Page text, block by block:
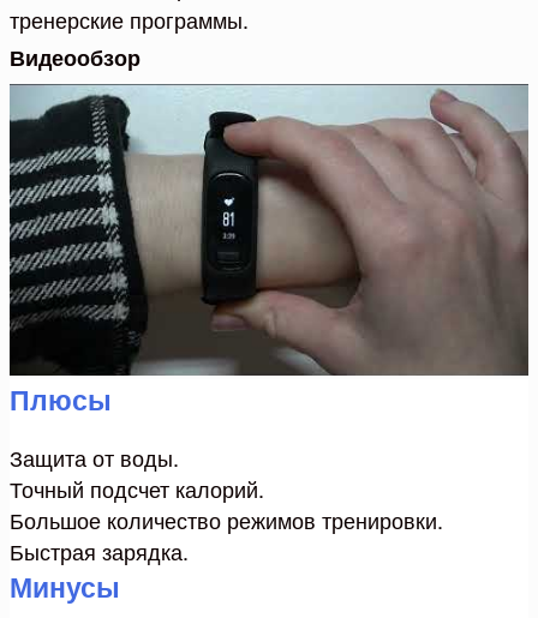
тренерские программы.
Видеообзор
Плюсы
Защита от воды.
Точный подсчет калорий.
Большое количество режимов тренировки.
Быстрая зарядка.
Минусы